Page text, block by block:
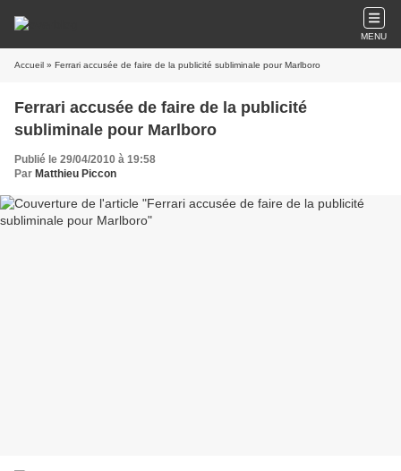
MENU
Accueil » Ferrari accusée de faire de la publicité subliminale pour Marlboro
Ferrari accusée de faire de la publicité
subliminale pour Marlboro
Publié le 29/04/2010 à 19:58
Par Matthieu Piccon